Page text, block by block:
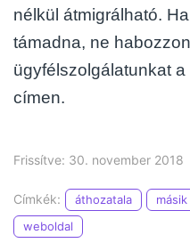
nélkül átmigrálható.
támadna, ne
ügyfélszolgálatunkat
címen.
Frissítve: 30. november 2018
Címkék: áthozatala másik
weboldal